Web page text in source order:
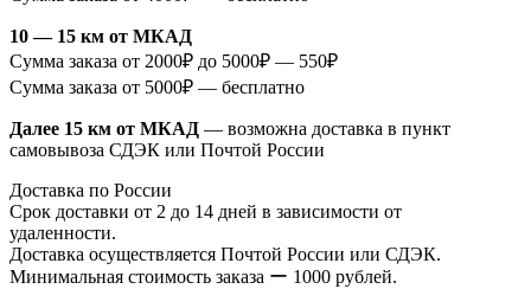
10 — 15 км от МКАД
Сумма заказа от 2000₽ до 5000₽ — 550₽
Сумма заказа от 5000₽ — бесплатно
Далее 15 км от МКАД — возможна доставка в пункт
самовывоза СДЭК или Почтой России
Доставка по России
Срок доставки от 2 до 14 дней в зависимости от
удаленности.
Доставка осуществляется Почтой России или СДЭК.
Минимальная стоимость заказа ー 1000 рублей.